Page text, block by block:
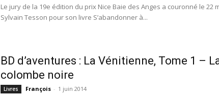
Le jury de la 19e édition du prix Nice Baie des Anges a couronné le 22
Sylvain Tesson pour son livre S’abandonner à...
BD d’aventures : La Vénitienne, Tome 1 –
colombe noire
Livres François - 1 juin 2014